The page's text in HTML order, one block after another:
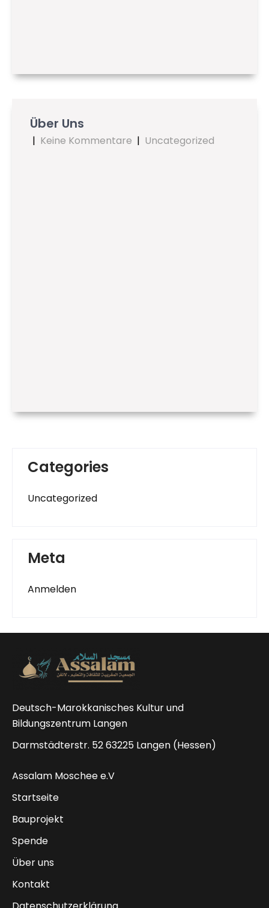
Über Uns
| Keine Kommentare | Uncategorized
Categories
Uncategorized
Meta
Anmelden
Deutsch-Marokkanisches Kultur und
Bildungszentrum Langen
Darmstädterstr. 52 63225 Langen (Hessen)
Assalam Moschee e.V
Startseite
Bauprojekt
Spende
Über uns
Kontakt